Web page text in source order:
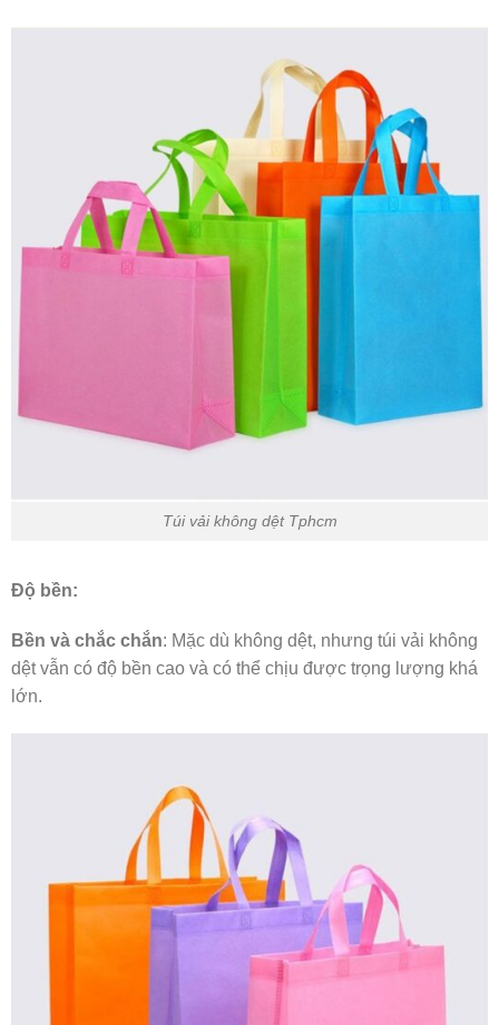
Túi vải không dệt Tphcm
Độ bền:
Bền và chắc chắn: Mặc dù không dệt, nhưng túi vải không
dệt vẫn có độ bền cao và có thể chịu được trọng lượng khá
lớn.